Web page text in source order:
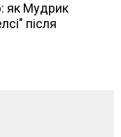
як Мудрик
після